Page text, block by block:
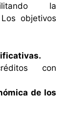
la
objetivos
con
de los